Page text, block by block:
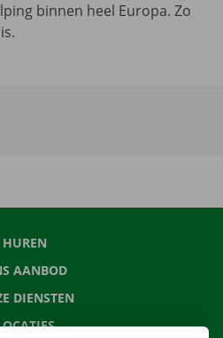
binnen heel Europa. Zo
HUREN
AANBOD
DIENSTEN